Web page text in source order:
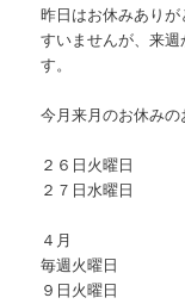
昨日はお休みありが
すいませんが、来
す。
今月来月のお休み
２６日火曜日
２７日水曜日
４月
毎週火曜日
９日火曜日